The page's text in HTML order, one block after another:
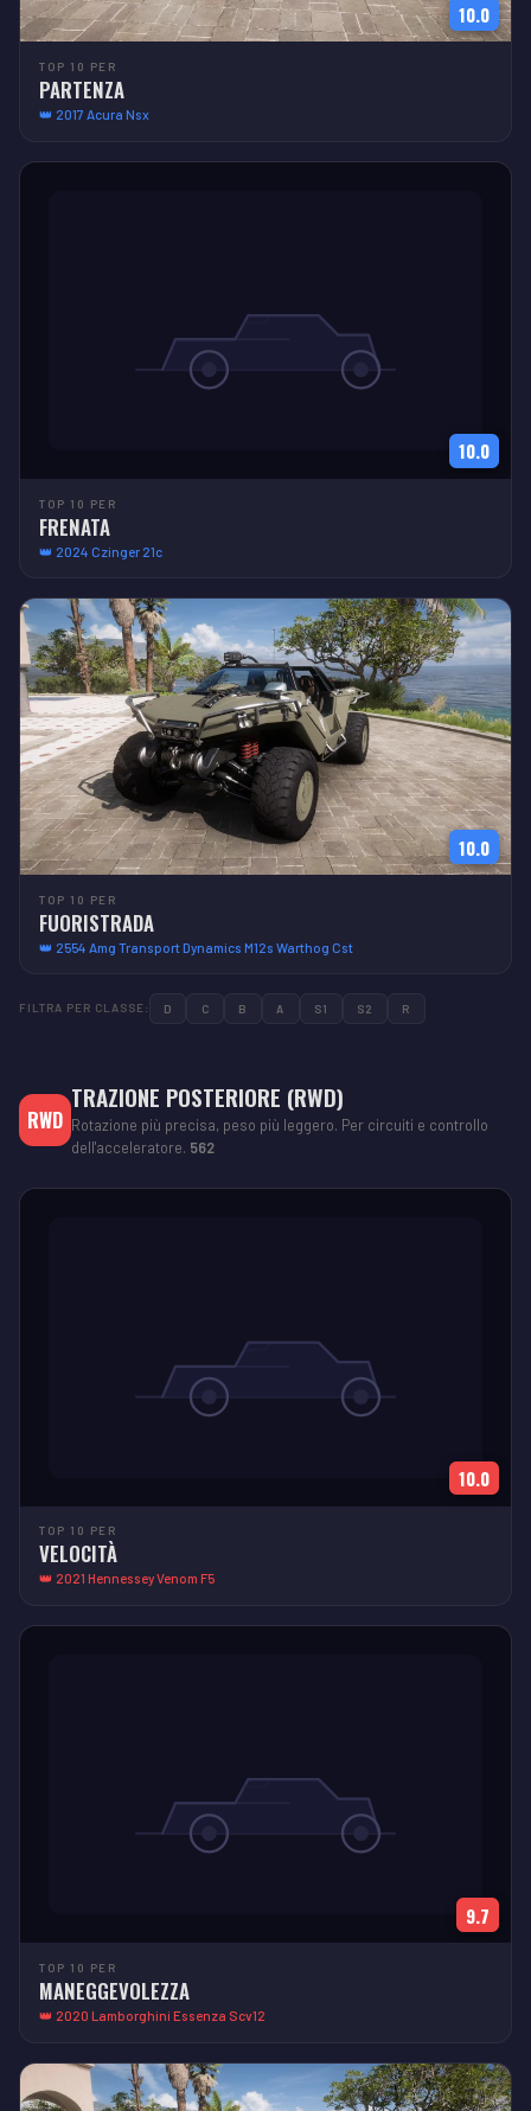
10.0
TOP 10 PER
PARTENZA
👑 2017 Acura Nsx
10.0
TOP 10 PER
FRENATA
👑 2024 Czinger 21c
10.0
TOP 10 PER
FUORISTRADA
👑 2554 Amg Transport Dynamics M12s Warthog Cst
FILTRA PER CLASSE: D C B A S1 S2 R
RWD
TRAZIONE POSTERIORE (RWD)
Rotazione più precisa, peso più leggero. Per circuiti e controllo
dell'acceleratore. 562
10.0
TOP 10 PER
VELOCITÀ
👑 2021 Hennessey Venom F5
9.7
TOP 10 PER
MANEGGEVOLEZZA
👑 2020 Lamborghini Essenza Scv12